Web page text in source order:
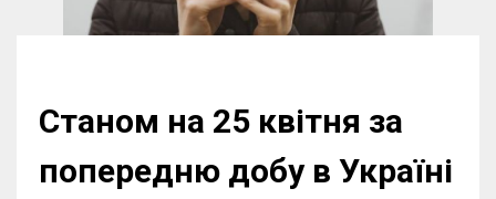
Станом на 25 квітня за
попередню добу в Україні